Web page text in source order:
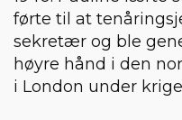
førte til at
sekretær og ble
høyre hånd i den
i London under